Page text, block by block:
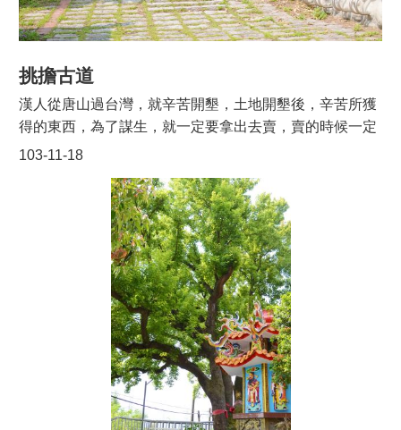
生
活
便
民
資
訊
機
關
挑擔古道
103-11-18
漢人從唐山過台灣，就辛苦開墾，土地開墾後，辛苦所獲
得的東西，為了謀生，就一定要拿出去賣，賣的時候一定
會有一個做生意的地方，而東西要送到做生意的地方，常
變成現在的「古道」。人常走動，生意愈做愈大，人愈來
愈多，官府也設在此處，以前官人都是坐轎，以四人抬，
所以在清朝的時候分成兩種名稱，一是「民道」，一種
「官道」，挑擔古道即是當時的「官道」。位於三坑和十
一分之間就有一挑擔古道，在古道上一邊是健康步道，是
後來才鋪上的，另一邊則是具有古風味的石板路，此條古
道以前是運送穀子、煤、砂子、小石頭、檜木的用的，是
利用人挑上來或是靠牛拉上來的，而旁邊的健康步道大約
只有九、十年的歷史，此古道是陸路沒有開通之前，三坑
和十一份之間的聯絡道路。挑擔古道的石板具有百年的歷
史，所以也有人稱做是百年石板路，它連接了三坑與十一